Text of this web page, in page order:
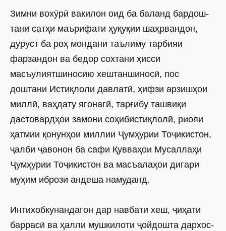
Зимни вохӯрӣ вакилон оид ба баланд бардош­
тани сатҳи маърифати ҳуқуқии шаҳрвандон,
дуруст ба роҳ мондани таълиму тарбияи
фарзандон ва бедор сохтани ҳисси
масъулиятшиносию хештаншиносӣ, пос
доштани Истиқлоли давлатӣ, ҳифзи арзишҳои
миллӣ, ваҳдату ягонагӣ, тарғибу ташвиқи
дастовардҳои замони соҳибистиқлолӣ, риояи
ҳатмии қонунҳои миллии Ҷумҳурии Тоҷикистон,
ҷалби ҷавонон ба сафи Қувваҳои Мусаллаҳи
Ҷумҳурии Тоҷикистон ва масъалаҳои дигари
муҳим ибрози андеша намуданд.
Интихобкунандагон дар навбати хеш, ҷиҳати
баррасӣ ва ҳалли мушкилоти ҷойдошта дархос­